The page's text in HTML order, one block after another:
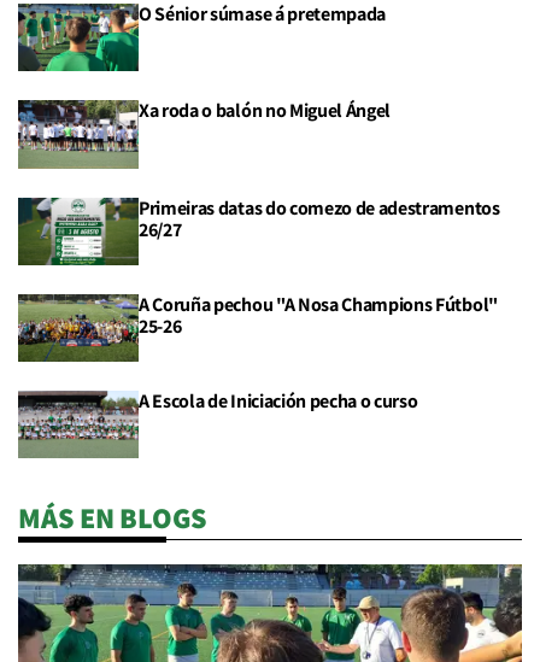
O Sénior súmase á pretempada
Xa roda o balón no Miguel Ángel
Primeiras datas do comezo de adestramentos
26/27
A Coruña pechou "A Nosa Champions Fútbol"
25-26
A Escola de Iniciación pecha o curso
MÁS EN BLOGS